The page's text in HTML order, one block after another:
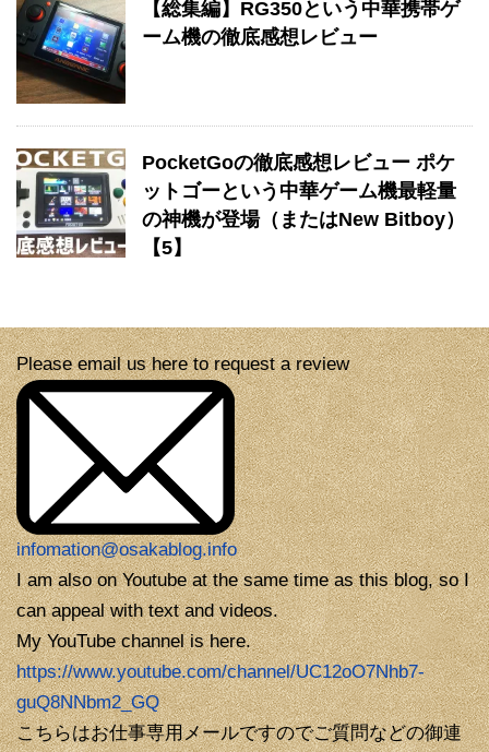
【総集編】RG350という中華携帯ゲ
ーム機の徹底感想レビュー
PocketGoの徹底感想レビュー ポケ
ットゴーという中華ゲーム機最軽量
の神機が登場（またはNew Bitboy）
【5】
Please email us here to request a review
infomation@osakablog.info
I am also on Youtube at the same time as this blog, so I
can appeal with text and videos.
My YouTube channel is here.
https://www.youtube.com/channel/UC12oO7Nhb7-
guQ8NNbm2_GQ
こちらはお仕事専用メールですのでご質問などの御連